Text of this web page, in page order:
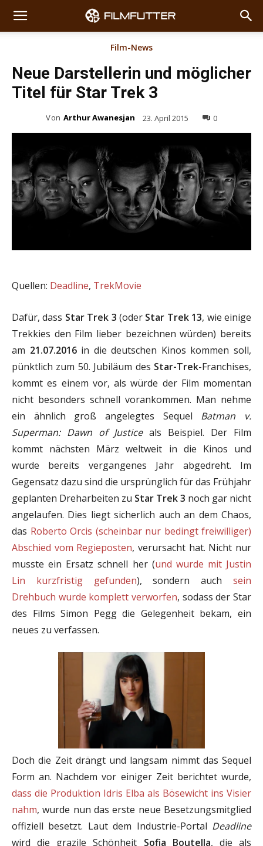
Film-News
Neue Darstellerin und möglicher
Titel für Star Trek 3
Von Arthur Awanesjan 23. April 2015 0
Quellen: Deadline, TrekMovie
Dafür, dass Star Trek 3 (oder Star Trek 13, wie einige
Trekkies den Film lieber bezeichnen würden) bereits
am 21.07.2016in die deutschen Kinos kommen soll,
pünktlich zum 50. Jubiläum des Star-Trek-Franchises,
kommt es einem vor, als würde der Film momentan
nicht besonders schnell vorankommen. Man nehme
ein ähnlich groß angelegtes Sequel Batman v.
Superman: Dawn of Justiceals Beispiel. Der Film
kommt nächsten März weltweit in die Kinos und
wurde bereits vergangenes Jahr abgedreht. Im
Gegensatz dazu sind die ursprünglich für das Frühjahr
geplanten Dreharbeiten zu Star Trek 3 noch gar nicht
angelaufen. Dies liegt sicherlich auch an dem Chaos,
das Roberto Orcis (scheinbar nur bedingt freiwilliger)
Abschied vom Regieposten, verursacht hat. Nicht nur
musste ein Ersatz schnell her (und wurde mit Justin
Lin kurzfristig gefunden), sondern auchsein
Drehbuch wurde komplett verworfen, sodass der Star
des Films Simon Pegg die Gelegenheit bekam, ein
neues zu verfassen.
Doch die Zeit drängt und langsam nimmt das Sequel
Form an. Nachdem vor einiger Zeit berichtet wurde,
dass die Produktion Idris Elba als Bösewicht ins Visier
nahm, wurde nun das erste neue Besetzungsmitglied
offiziell besetzt. Laut dem Industrie-Portal Deadline
wird die grazile Schönheit Sofia Boutella, die als